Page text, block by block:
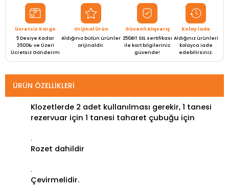
Ücretsiz Kargo
5 Desiye Kadar
3500₺ ve Üzeri
Ücretsiz Gönderim
Orijinal Ürün
Aldığınız bütün ürünler
orijinaldir.
Güvenli Alışveriş
256BIT SSL sertifikası
ile kart bilgileriniz
güvende!
Kolay İade
Aldığınız ürünleri
kolayca iade
edebilirsiniz.
ÜRÜN ÖZELLIKLERI
Klozetlerde 2 adet kullanılması gerekir, 1 tanesi
rezervuar için 1 tanesi taharet çubuğu için
.
Rozet dahildir
.
Çevirmelidir.